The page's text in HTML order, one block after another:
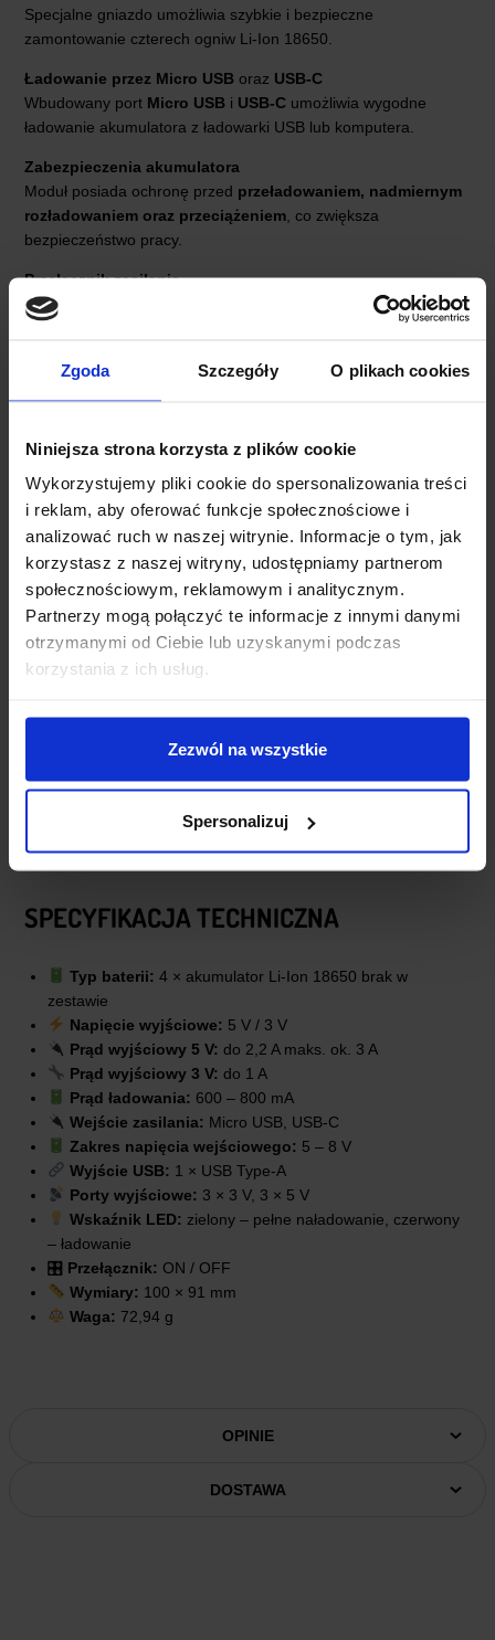
Zgoda Szczegóły O plikach cookies
Niniejsza strona korzysta z plików cookie
Wykorzystujemy pliki cookie do spersonalizowania treści
i reklam, aby oferować funkcje społecznościowe i
analizować ruch w naszej witrynie. Informacje o tym, jak
korzystasz z naszej witryny, udostępniamy partnerom
społecznościowym, reklamowym i analitycznym.
Partnerzy mogą połączyć te informacje z innymi danymi
otrzymanymi od Ciebie lub uzyskanymi podczas
korzystania z ich usług.
Zezwól na wszystkie
Spersonalizuj
Specjalne gniazdo umożliwia szybkie i bezpieczne
zamontowanie czterech ogniw Li-Ion 18650.
Ładowanie przez Micro USB oraz USB-C
Wbudowany port Micro USB i USB-C umożliwia wygodne
ładowanie akumulatora z ładowarki USB lub komputera.
Zabezpieczenia akumulatora
Moduł posiada ochronę przed przeładowaniem, nadmiernym
rozładowaniem oraz przeciążeniem , co zwiększa
bezpieczeństwo pracy.
Przełącznik zasilania
Wbudowany przełącznik pozwala szybko włączyć lub wyłączyć
wyjście zasilania.
SPECYFIKACJA TECHNICZNA
Typ baterii: 4 × akumulator Li-Ion 18650 brak w
zestawie
Napięcie wyjściowe: 5 V / 3 V
Prąd wyjściowy 5 V: do 2,2 A maks. ok. 3 A
Prąd wyjściowy 3 V: do 1 A
Prąd ładowania: 600 – 800 mA
Wejście zasilania: Micro USB, USB-C
Zakres napięcia wejściowego: 5 – 8 V
Wyjście USB: 1 × USB Type-A
Porty wyjściowe: 3 × 3 V, 3 × 5 V
Wskaźnik LED: zielony – pełne naładowanie, czerwony
– ładowanie
🎛 Przełącznik: ON / OFF
Wymiary: 100 × 91 mm
Waga: 72,94 g
OPINIE
DOSTAWA